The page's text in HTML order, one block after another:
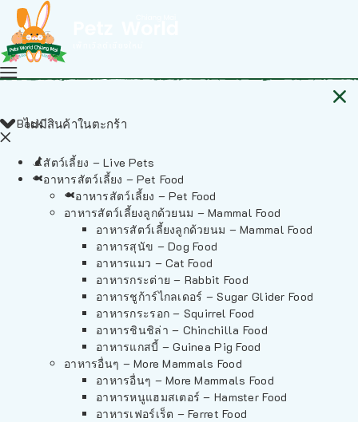
ไม่มีสินค้าในตะกร้า
Back
สัตว์เลี้ยง – Live Pets
อาหารสัตว์เลี้ยง – Pet Food
อาหารสัตว์เลี้ยง – Pet Food
อาหารสัตว์เลี้ยงลูกด้วยนม – Mammal Food
อาหารสัตว์เลี้ยงลูกด้วยนม – Mammal Food
อาหารสุนัข – Dog Food
อาหารแมว – Cat Food
อาหารกระต่าย – Rabbit Food
อาหารชูก้าร์ไกลเดอร์ – Sugar Glider Food
อาหารกระรอก – Squirrel Food
อาหารชินชิล่า – Chinchilla Food
อาหารแกสบี้ – Guinea Pig Food
อาหารอื่นๆ – More Mammals Food
อาหารอื่นๆ – More Mammals Food
อาหารหนูแฮมสเตอร์ – Hamster Food
อาหารเฟอร์เร็ต – Ferret Food